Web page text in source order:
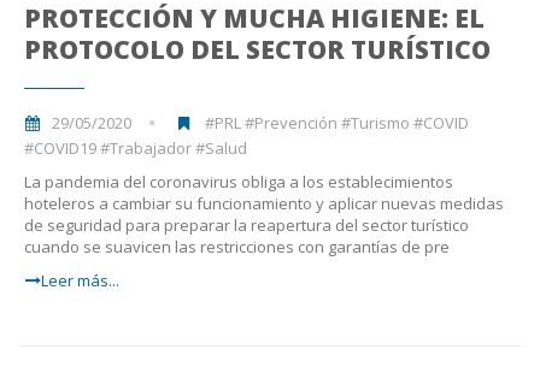
PROTECCIÓN Y MUCHA HIGIENE: EL
PROTOCOLO DEL SECTOR TURÍSTICO
29/05/2020
#PRL #Prevención #Turismo #COVID
#COVID19 #Trabajador #Salud
La pandemia del coronavirus obliga a los establecimientos
hoteleros a cambiar su funcionamiento y aplicar nuevas medidas
de seguridad para preparar la reapertura del sector turístico
cuando se suavicen las restricciones con garantías de pre
Leer más...